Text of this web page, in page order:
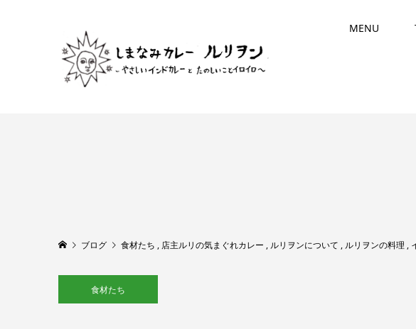
MENU
ブログ 食材たち , 店主ルリの気まぐれカレー , ルリヲンについて , ルリヲンの料理 ,
食材たち